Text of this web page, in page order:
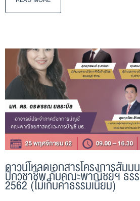
ดาวน์โหลดเอกสารโครงการสัม
ปีกวิชาชีพ กับคณะพาณิชย์ฯ ธร
2562 (ไม่เก็บค่าธรรมเนียม)